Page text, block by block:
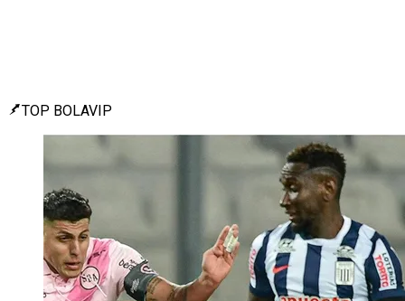
TOP BOLAVIP